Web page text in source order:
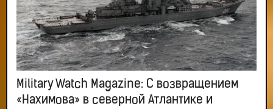
Military Watch Magazine: С возвращением
«Нахимова» в северной Атлантике и